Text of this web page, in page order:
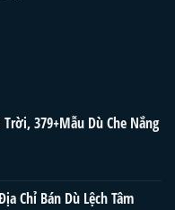
379+Mẫu Dù Che Nắng
Chỉ Bán Dù Lệch Tâm